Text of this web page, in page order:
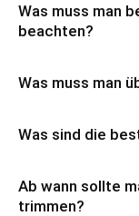
Was muss man
beachten?
Was muss man
Was sind die
Ab wann sollte
trimmen?